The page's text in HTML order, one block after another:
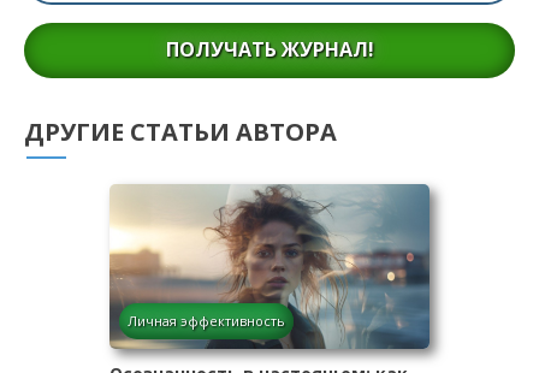
ПОЛУЧАТЬ ЖУРНАЛ!
ДРУГИЕ СТАТЬИ АВТОРА
Личная эффективность